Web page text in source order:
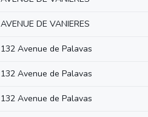
AVENUE DE VANIERES
132 Avenue de Palavas
132 Avenue de Palavas
132 Avenue de Palavas